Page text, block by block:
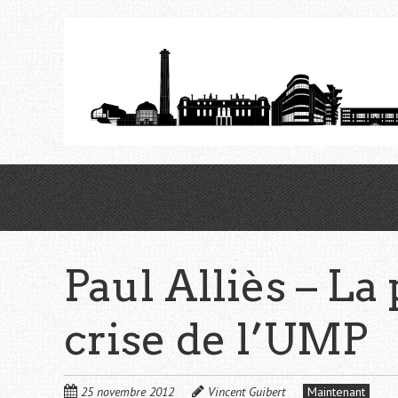
principal
Paul Alliès – La
crise de l’UMP
25 novembre 2012 Vincent Guibert Maintenant